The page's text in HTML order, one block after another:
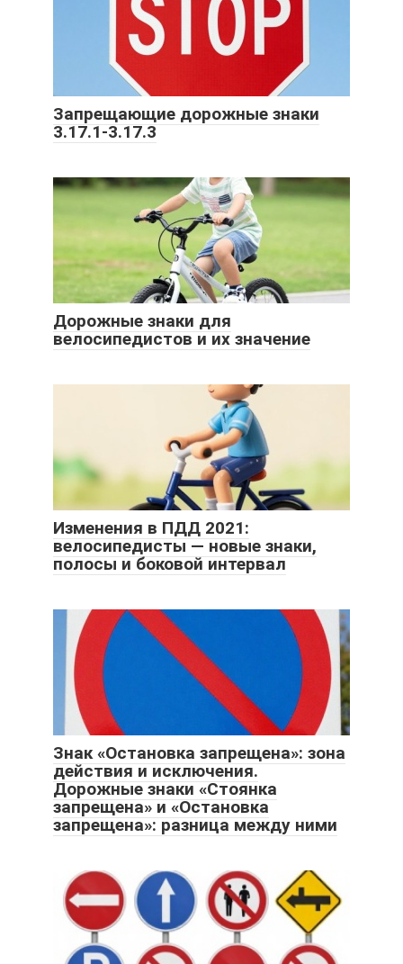
Запрещающие дорожные знаки
3.17.1-3.17.3
Дорожные знаки для
велосипедистов и их значение
Изменения в ПДД 2021:
велосипедисты — новые знаки,
полосы и боковой интервал
Знак «Остановка запрещена»: зона
действия и исключения.
Дорожные знаки «Стоянка
запрещена» и «Остановка
запрещена»: разница между ними